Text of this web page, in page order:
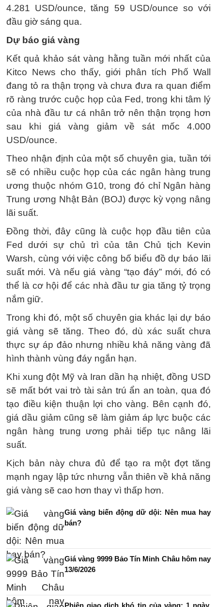
4.281 USD/ounce, tăng 59 USD/ounce so với
đầu giờ sáng qua.
Dự báo giá vàng
Kết quả khảo sát vàng hằng tuần mới nhất của
Kitco News cho thấy, giới phân tích Phố Wall
đang tỏ ra thận trọng và chưa đưa ra quan điểm
rõ ràng trước cuộc họp của Fed, trong khi tâm lý
của nhà đầu tư cá nhân trở nên thận trọng hơn
sau khi giá vàng giảm về sát mốc 4.000
USD/ounce.
Theo nhận định của một số chuyên gia, tuần tới
sẽ có nhiều cuộc họp của các ngân hàng trung
ương thuộc nhóm G10, trong đó chỉ Ngân hàng
Trung ương Nhật Bản (BOJ) được kỳ vọng nâng
lãi suất.
Đồng thời, đây cũng là cuộc họp đầu tiên của
Fed dưới sự chủ trì của tân Chủ tịch Kevin
Warsh, cùng với việc công bố biểu đồ dự báo lãi
suất mới. Và nếu giá vàng “tạo đáy” mới, đó có
thể là cơ hội để các nhà đầu tư gia tăng tỷ trọng
nắm giữ.
Trong khi đó, một số chuyên gia khác lại dự báo
giá vàng sẽ tăng. Theo đó, dù xác suất chưa
thực sự áp đảo nhưng nhiều khả năng vàng đã
hình thành vùng đáy ngắn hạn.
Khi xung đột Mỹ và Iran dần hạ nhiệt, đồng USD
sẽ mất bớt vai trò tài sản trú ẩn an toàn, qua đó
tạo điều kiện thuận lợi cho vàng. Bên cạnh đó,
giá dầu giảm cũng sẽ làm giảm áp lực buộc các
ngân hàng trung ương phải tiếp tục nâng lãi
suất.
Kịch bản này chưa đủ để tạo ra một đợt tăng
mạnh ngay lập tức nhưng vẫn thiên về khả năng
giá vàng sẽ cao hơn thay vì thấp hơn.
Giá vàng biến động dữ dội: Nên mua hay
bán?
Giá vàng 9999 Bảo Tín Minh Châu hôm nay
13/6/2026
Phiên giao dịch khó tin của vàng: 1 ngày,